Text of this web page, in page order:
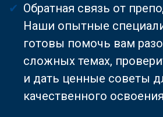
Обратная связь от
Наши опытные
готовы помочь вам
сложных темах,
и дать ценные советы
качественного